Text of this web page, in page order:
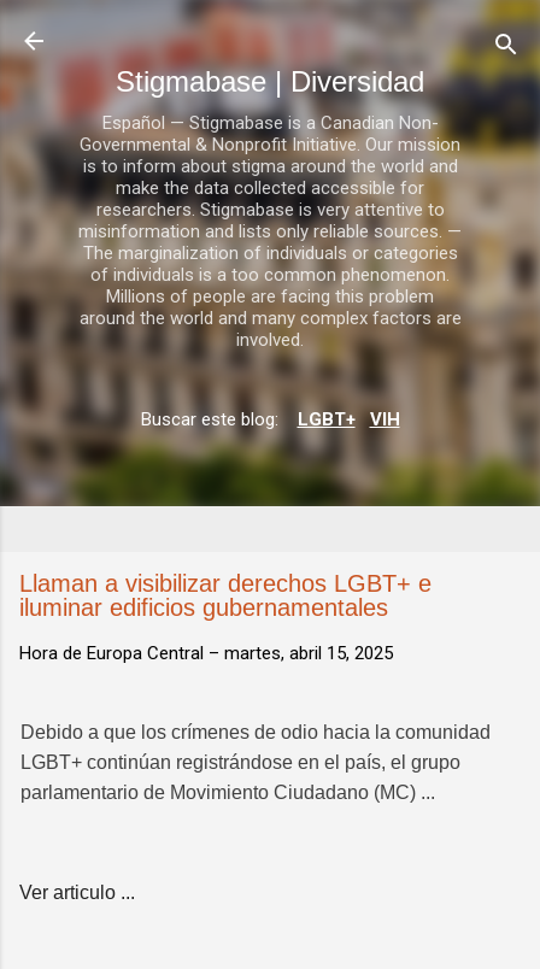
Ir al contenido principal
Stigmabase | Diversidad
Español — Stigmabase is a Canadian Non-
Governmental & Nonprofit Initiative. Our mission
is to inform about stigma around the world and
make the data collected accessible for
researchers. Stigmabase is very attentive to
misinformation and lists only reliable sources. —
The marginalization of individuals or categories
of individuals is a too common phenomenon.
Millions of people are facing this problem
around the world and many complex factors are
involved.
Buscar este blog: LGBT+ VIH
Llaman a visibilizar derechos LGBT+ e
iluminar edificios gubernamentales
Hora de Europa Central – martes, abril 15, 2025
Debido a que los crímenes de odio hacia la comunidad
LGBT+ continúan registrándose en el país, el grupo
parlamentario de Movimiento Ciudadano (MC) ...
Ver articulo ...